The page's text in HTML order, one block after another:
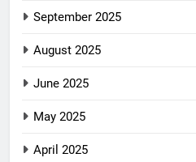
September 2025
August 2025
June 2025
May 2025
April 2025